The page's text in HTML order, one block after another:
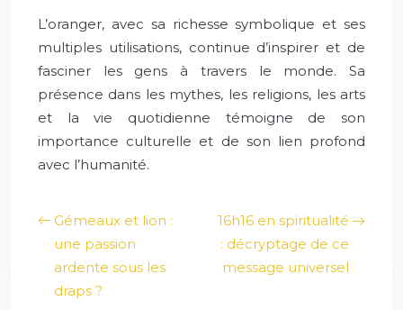
L’oranger, avec sa richesse symbolique et ses
multiples utilisations, continue d’inspirer et de
fasciner les gens à travers le monde. Sa
présence dans les mythes, les religions, les arts
et la vie quotidienne témoigne de son
importance culturelle et de son lien profond
avec l’humanité.
Gémeaux et lion :
une passion
ardente sous les
draps ?
16h16 en spiritualité
: décryptage de ce
message universel